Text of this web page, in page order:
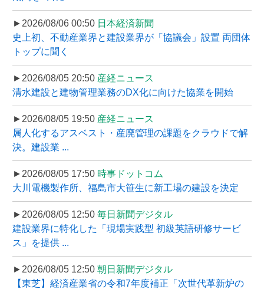
►2026/08/06 00:50 日本経済新聞
史上初、不動産業界と建設業界が「協議会」設置 両団体
トップに聞く
►2026/08/05 20:50 産経ニュース
清水建設と建物管理業務のDX化に向けた協業を開始
►2026/08/05 19:50 産経ニュース
属人化するアスベスト・産廃管理の課題をクラウドで解
決。建設業 ...
►2026/08/05 17:50 時事ドットコム
大川電機製作所、福島市大笹生に新工場の建設を決定
►2026/08/05 12:50 毎日新聞デジタル
建設業界に特化した「現場実践型 初級英語研修サービ
ス」を提供 ...
►2026/08/05 12:50 朝日新聞デジタル
【東芝】経済産業省の令和7年度補正「次世代革新炉の